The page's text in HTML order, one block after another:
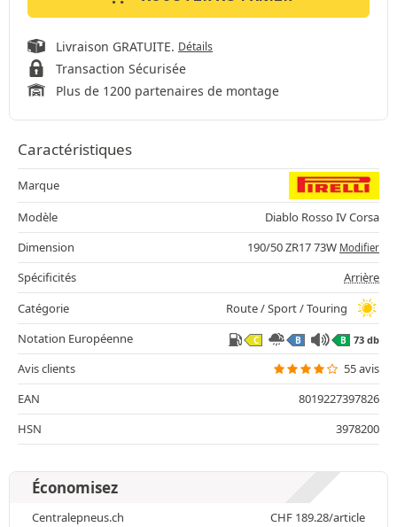
Livraison GRATUITE. Détails
Transaction Sécurisée
Plus de 1200 partenaires de montage
Caractéristiques
Marque
Modèle
Diablo Rosso IV Corsa
Dimension
190/50 ZR17 73W Modifier
Spécificités
Arrière
Catégorie
Route / Sport / Touring
Notation Européenne
C B B 73 db
Avis clients
55 avis
EAN
8019227397826
HSN
3978200
Économisez
Centralepneus.ch CHF 189.28/article